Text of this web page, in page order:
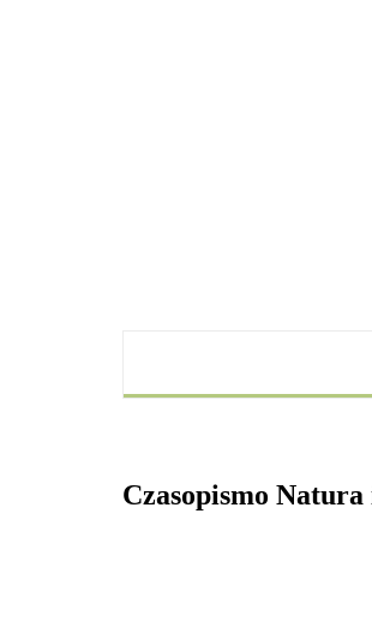
Czasopismo